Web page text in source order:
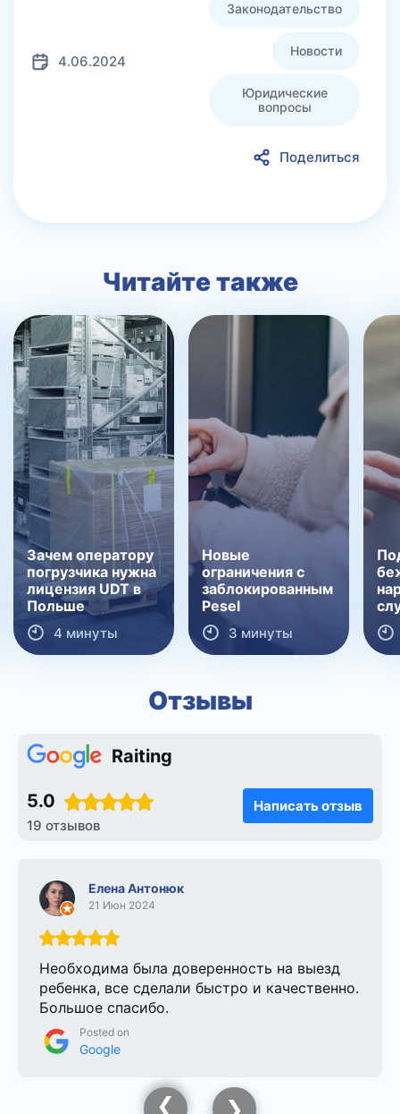
4.06.2024
Законодательство
Новости
Юридические
вопросы
Поделиться
Читайте также
Зачем оператору
погрузчика нужна
лицензия UDT в
Польше
4 минуты
Новые
ограничения с
заблокированным
Pesel
3 минуты
Отзывы
Raiting
5.0
19 отзывов
Написать отзыв
Елена Антонюк
21 Июн 2024
Необходима была доверенность на выезд
ребенка, все сделали быстро и качественно.
Большое спасибо.
Posted on
Google